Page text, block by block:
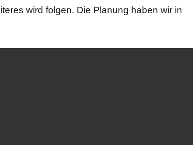
wird folgen. Die Planung haben wir in